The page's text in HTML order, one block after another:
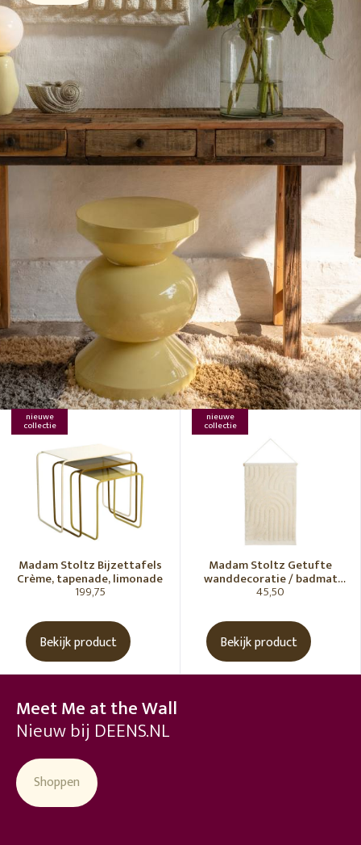
nieuwe
collectie
Madam Stoltz Bijzettafels
Crème, tapenade, limonade
199,75
Bekijk product
nieuwe
collectie
Madam Stoltz Getufte
wanddecoratie / badmat
Vanille
45,50
Bekijk product
Meet Me at the Wall
Nieuw bij DEENS.NL
Shoppen